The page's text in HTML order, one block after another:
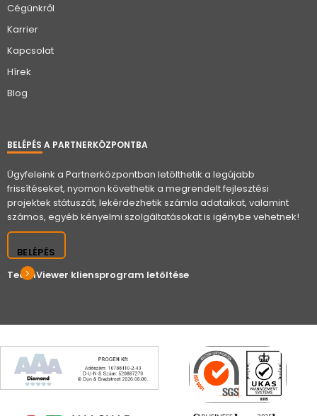
Cégünkről
Karrier
Kapcsolat
Hírek
Blog
BELÉPÉS A PARTNERKÖZPONTBA
Ügyfeleink a Partnerközpontban letölthetik a legújabb
frissítéseket, nyomon követhetik a megrendelt fejlesztési
projektek státuszát, lekérdezhetik számla adataikat, valamint
számos, egyéb kényelmi szolgáltatásokat is igénybe vehetnek!
BELÉPÉS
TeamViewer kliensprogram letöltése